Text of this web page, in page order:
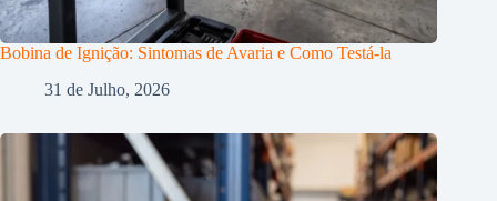
Bobina de Ignição: Sintomas de Avaria e Como Testá-la
31 de Julho, 2026